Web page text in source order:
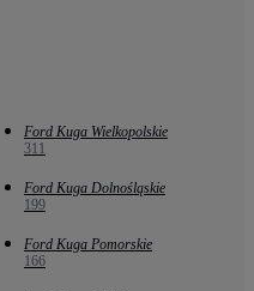
Ford Kuga Wielkopolskie
311
Ford Kuga Dolnośląskie
199
Ford Kuga Pomorskie
166